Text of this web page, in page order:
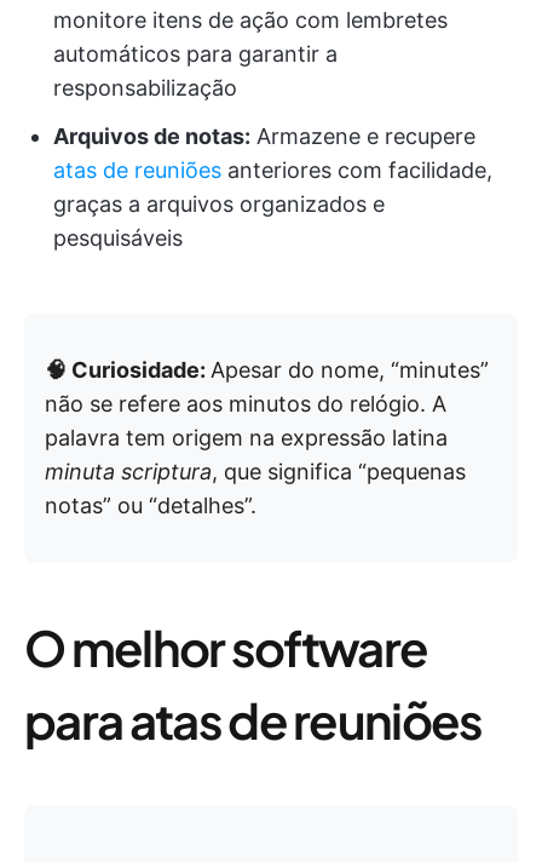
monitore itens de ação com lembretes
automáticos para garantir a
responsabilização
Arquivos de notas: Armazene e recupere
atas de reuniões anteriores com facilidade,
graças a arquivos organizados e
pesquisáveis
🧠 Curiosidade: Apesar do nome, “minutes”
não se refere aos minutos do relógio. A
palavra tem origem na expressão latina
minuta scriptura, que significa “pequenas
notas” ou “detalhes”.
O melhor software
para atas de reuniões